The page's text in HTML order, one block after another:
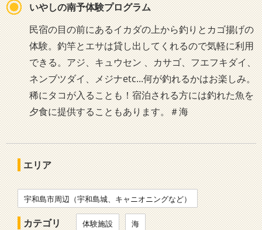
いやしの南予体験プログラム
民宿の目の前にあるイカダの上から釣りとカゴ揚げの
体験。釣竿とエサは貸し出してくれるので気軽に利用
できる。アジ、キュウセン 、カサゴ、フエフキダイ、
ネンブツダイ、メジナetc...何が釣れるかはお楽しみ。
稀にタコが入ることも！宿泊される方には釣れた魚を
夕食に提供することもあります。＃海
エリア
宇和島市周辺（宇和島城、キャニオニングなど）
カテゴリ 体験施設 海